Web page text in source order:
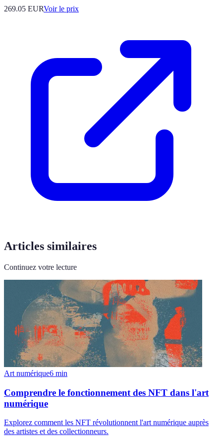
269.05 EURVoir le prix
Articles similaires
Continuez votre lecture
Art numérique6 min
Comprendre le fonctionnement des NFT dans l'art
numérique
Explorez comment les NFT révolutionnent l'art numérique auprès
des artistes et des collectionneurs.